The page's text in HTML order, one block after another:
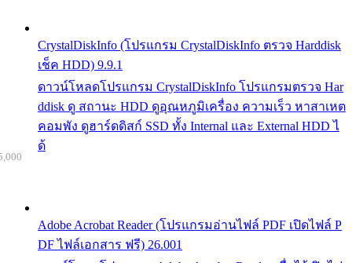
CrystalDiskInfo (โปรแกรม CrystalDiskInfo ตรวจ Harddisk
เช็ค HDD) 9.9.1
ดาวน์โหลดโปรแกรม CrystalDiskInfo โปรแกรมตรวจ Har
ddisk ดู สถานะ HDD ดูอุณหภูมิเครื่อง ความเร็ว หาสาเหต
คอมพัง ดูฮาร์ดดิสก์ SSD ทั้ง Internal และ External HDD ไ
ด้
Adobe Acrobat Reader (โปรแกรมอ่านไฟล์ PDF เปิดไฟล์ P
DF ไฟล์เอกสาร ฟรี) 26.001